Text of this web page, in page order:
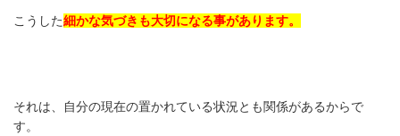
こうした細かな気づきも大切になる事があります。
それは、自分の現在の置かれている状況とも関係があるからで
す。